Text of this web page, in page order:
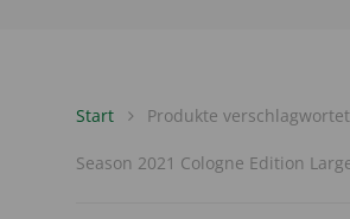
Start Produkte verschlagwortet
Season 2021 Cologne Edition